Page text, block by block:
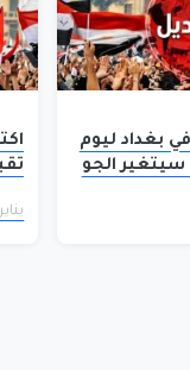
بغداد ليوم
2026: هل سيتغير الجو
يناير 27, 2026